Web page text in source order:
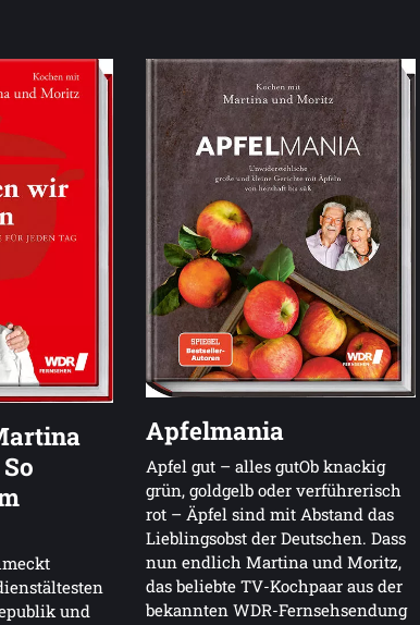
und
Apfelmania
Apfel gut – alles gutOb knackig
grün, goldgelb oder verführerisch
rot – Äpfel sind mit Abstand das
Lieblingsobst der Deutschen. Dass
nun endlich Martina und Moritz,
das beliebte TV-Kochpaar aus der
bekannten WDR-Fernsehsendung